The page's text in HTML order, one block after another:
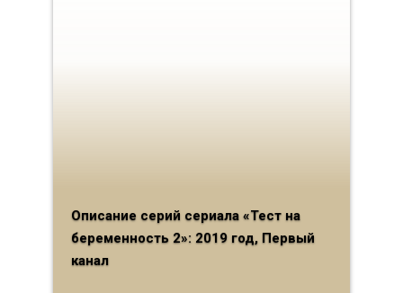
Описание серий сериала «Тест на
беременность 2»: 2019 год, Первый
канал